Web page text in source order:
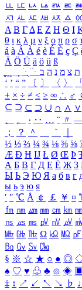
ㅥ ㅦ ㅧ ㅨ ㅩ ㅪ
ㅺ ㅻ ㅼ ㅽ ㅾ ㅿ
Α Β ΓΔ Ε Ζ Η Θ Ι
θ ι κ λ μ ν ξ ο π ρ σ
á à Á À é è É È ç Ç
Ä Ö Ü ä ö ü ß
ִֶֹ ֻּ ׁׂ ת צ מ נ ה ב
‘ ’ “ ” 〔 〕 〈 〉 「
± × ÷ ≠ ≤ ≥ ∞ ∴ ♂
⊆ ⊇ ⊂ ⊃ ∪ ∩ ∧ ∨
、
。 · ‥ … ¨ 〃
；
？ ＾ ｀
½ ⅓ ⅔ ¼ ¾ ⅛ ⅜ ⅝
Æ Ð Ħ Ĳ Ł Ø Œ Þ
А Б В Г Д Е Ё Ж З
Ы Ь Э Ю Я а б в г
ы ь э ю я
′ ″ ℃ Å ￠ ￡ ￥ ¤
㎙ ㎚ ㎛ ㎜ ㎝ ㎞
㎱ ㎲ ㎳ ㎴ ㎵ ㎶
㎒ ㎓ ㎔ Ω ㏀ ㏁ ㎊
㏃ ㏉ ㏜ ㏆
§ ※ ☆ ★ ○ ● ◎
♠ ♡ ♥ ♧ ♣ ⊙ ◈ ▣
‡ ↕ ↗ ↙ ↖ ↘ ♭ ♩